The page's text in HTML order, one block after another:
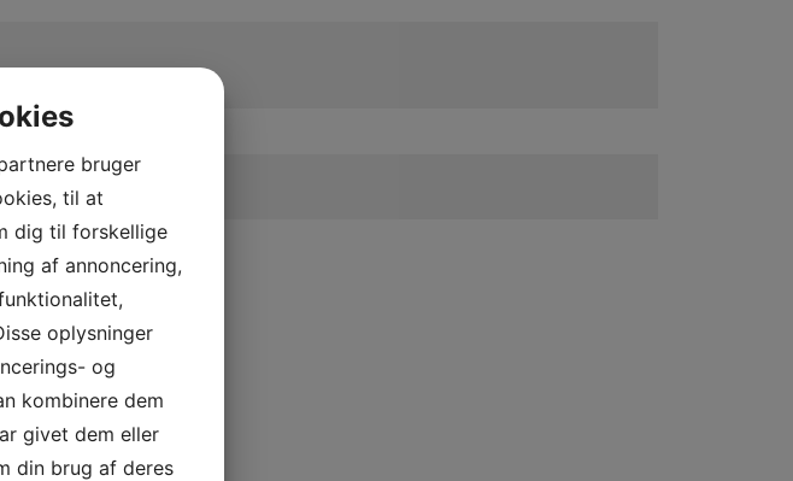
bruger
til at
dig til forskellige
af annoncering,
oplysninger
og
kombinere dem
givet dem eller
din brug af deres